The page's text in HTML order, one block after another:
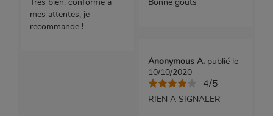
mes attentes, je
recommande !
Anonymous A. publié le
10/10/2020
4/5
RIEN A SIGNALER